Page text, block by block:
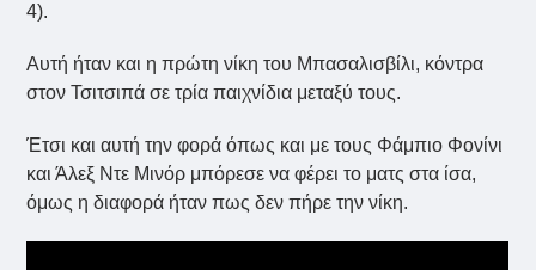
4).
Aυτή ήταν και η πρώτη νίκη του Μπασαλισβίλι, κόντρα
στον Τσιτσιπά σε τρία παιχνίδια μεταξύ τους.
Έτσι και αυτή την φορά όπως και με τους Φάμπιο Φονίνι
και Άλεξ Ντε Μινόρ μπόρεσε να φέρει το ματς στα ίσα,
όμως η διαφορά ήταν πως δεν πήρε την νίκη.